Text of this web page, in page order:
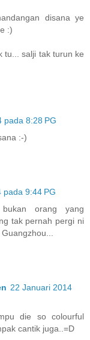
disana ye
:)
tu... salji tak turun ke
pada 8:28 PG
:-)
pada 9:44 PG
orang yang
tak pernah pergi ni
22 Januari 2014
die so colourful
cantik juga..=D